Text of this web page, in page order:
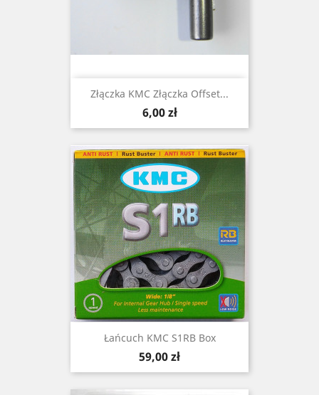
Złączka KMC Złączka Offset...
Cena
6,00 zł
Łańcuch KMC S1RB Box
Cena
59,00 zł